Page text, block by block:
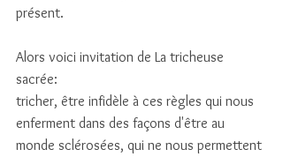
présent.
Alors voici invitation de La tricheuse
sacrée:
tricher, être infidèle à ces règles qui nous
enferment dans des façons d'être au
monde sclérosées, qui ne nous permettent